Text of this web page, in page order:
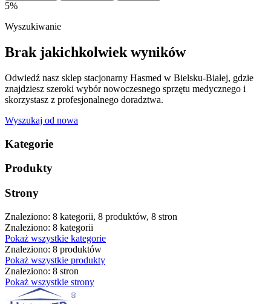
5%
Wyszukiwanie
Brak jakichkolwiek wyników
Odwiedź nasz sklep stacjonarny Hasmed w Bielsku-Białej, gdzie
znajdziesz szeroki wybór nowoczesnego sprzętu medycznego i
skorzystasz z profesjonalnego doradztwa.
Wyszukaj od nowa
Kategorie
Produkty
Strony
Znaleziono: 8 kategorii, 8 produktów, 8 stron
Znaleziono: 8 kategorii
Pokaż wszystkie kategorie
Znaleziono: 8 produktów
Pokaż wszystkie produkty
Znaleziono: 8 stron
Pokaż wszystkie strony